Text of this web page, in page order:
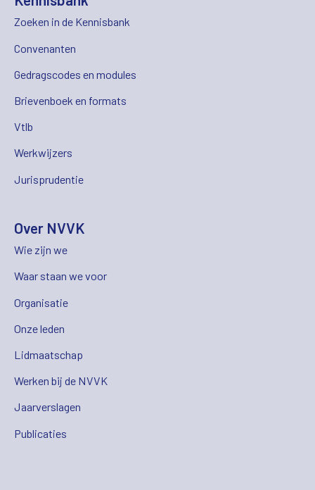
Zoeken in de Kennisbank
Convenanten
Gedragscodes en modules
Brievenboek en formats
Vtlb
Werkwijzers
Jurisprudentie
Over NVVK
Wie zijn we
Waar staan we voor
Organisatie
Onze leden
Lidmaatschap
Werken bij de NVVK
Jaarverslagen
Publicaties